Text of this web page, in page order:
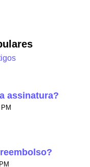
assinatura?
na (o) 3:34 PM
(o) 7:34 PM